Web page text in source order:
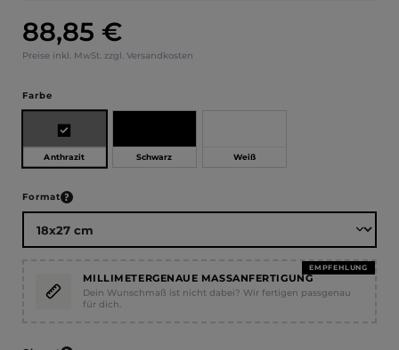
Regulärer Preis:
88,85 €
Preise inkl. MwSt. zzgl. Versandkosten
Farbeauswählen
Anthrazit Schwarz Weiß
Formatauswählen
EMPFEHLUNG
MILLIMETERGENAUE MASSANFERTIGUNG
Dein Wunschmaß ist nicht dabei? Wir fertigen passgenau
für dich.